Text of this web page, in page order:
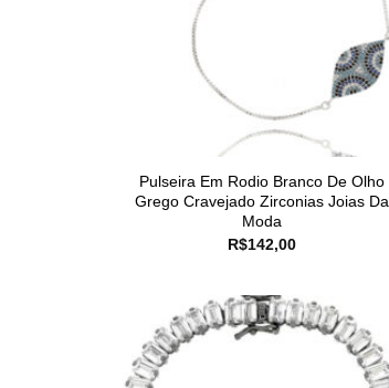
Pulseira Em Rodio Branco De Olho
Grego Cravejado Zirconias Joias Da
Moda
R$142,00